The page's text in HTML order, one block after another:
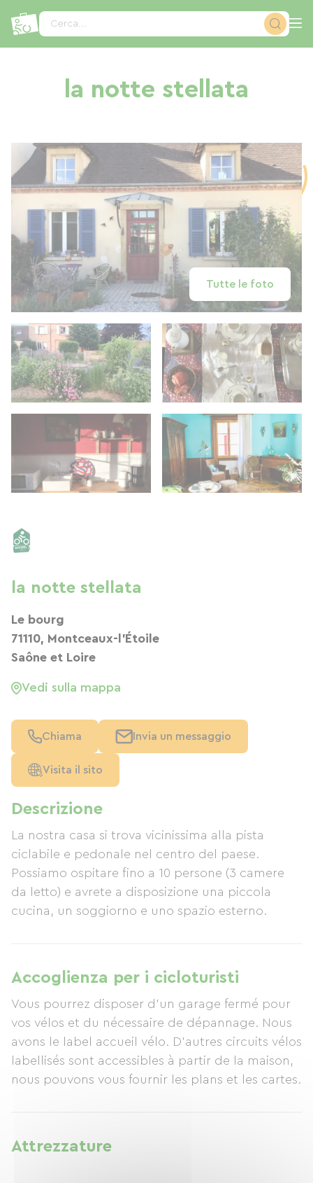
Cerca...
la notte stellata
Tutte le foto
Descrizione
La nostra casa si trova vicinissima alla pista
ciclabile e pedonale nel centro del paese.
Possiamo ospitare fino a 10 persone (3 camere
da letto) e avrete a disposizione una piccola
cucina, un soggiorno e uno spazio esterno.
Accoglienza per i cicloturisti
Vous pourrez disposer d'un garage fermé pour
vos vélos et du nécessaire de dépannage. Nous
avons le label accueil vélo. D'autres circuits vélos
labellisés sont accessibles à partir de la maison,
nous pouvons vous fournir les plans et les cartes.
Attrezzature
la notte stellata
Le bourg
71110, Montceaux-l'Étoile
Saône et Loire
Vedi sulla mappa
Chiama Invia un messaggio
Visita il sito
Pannello di gestione dei cookies